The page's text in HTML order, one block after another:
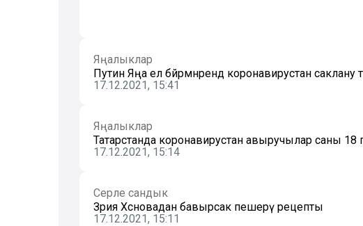
Яңалыклар
Путин Яңа ел бәйрәмнәрендә коронавирустан саклану
17.12.2021, 15:41
Яңалыклар
Татарстанда коронавирустан авыручылар саны 18
17.12.2021, 15:14
Серле сандык
Зәрия Хәсәновадан бавырсак пешерү рецепты
17.12.2021, 15:11